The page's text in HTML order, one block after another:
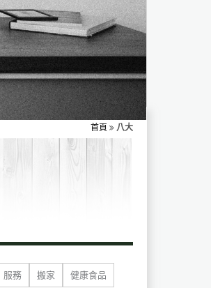
首頁 八大
服務 搬家 健康食品